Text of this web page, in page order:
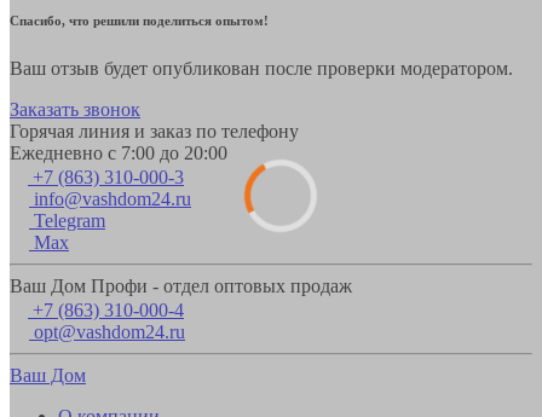
Спасибо, что решили поделиться опытом!
Ваш отзыв будет опубликован после проверки модератором.
Заказать звонок
Горячая линия и заказ по телефону
Ежедневно с 7:00 до 20:00
+7 (863) 310-000-3
info@vashdom24.ru
Telegram
Max
Ваш Дом Профи - отдел оптовых продаж
+7 (863) 310-000-4
opt@vashdom24.ru
Ваш Дом